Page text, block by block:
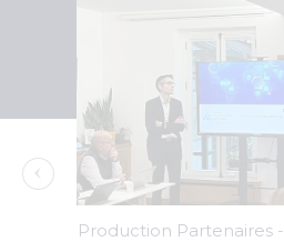
Production Partenaires -